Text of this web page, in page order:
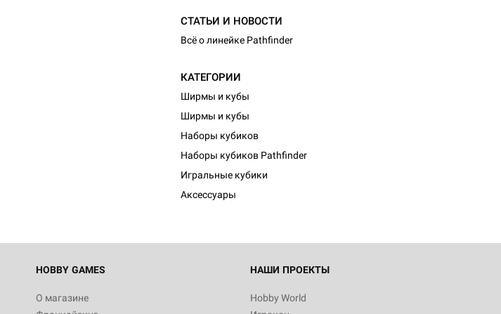
СТАТЬИ И НОВОСТИ
Всё о линейке Pathfinder
КАТЕГОРИИ
Ширмы и кубы
Ширмы и кубы
Наборы кубиков
Наборы кубиков Pathfinder
Игральные кубики
Аксессуары
HOBBY GAMES
О магазине
НАШИ ПРОЕКТЫ
Hobby World
Настольная игра Hobby World Монстры
Белая смерть
12 990